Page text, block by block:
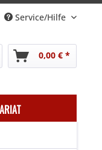
Service/Hilfe
0,00 € *